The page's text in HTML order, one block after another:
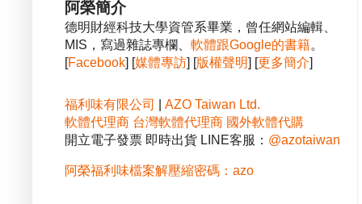
阿榮簡介
德明財經科技大學資管系畢業，曾任網站編輯、
MIS，寫過雜誌專欄、 軟體跟Google的書籍。
[Facebook] [媒體專訪] [版權聲明] [更多簡介]
福利味有限公司
AZO Taiwan Ltd.
軟體代理商 台灣軟體代理商 國外軟體代購
開立電子發票 即時出貨 LINE客服： @azotaiwan
阿榮福利味檔案解壓縮密碼：azo